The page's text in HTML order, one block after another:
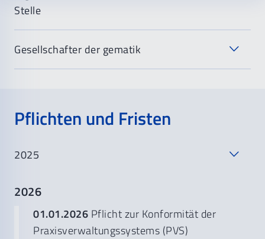
Stelle
Zahnarztpraxen
Gesellschafter der gematik
Pflichten und Fristen
2025
2026
01.01.2026 Pflicht zur Konformität der
Praxisverwaltungssystems (PVS)